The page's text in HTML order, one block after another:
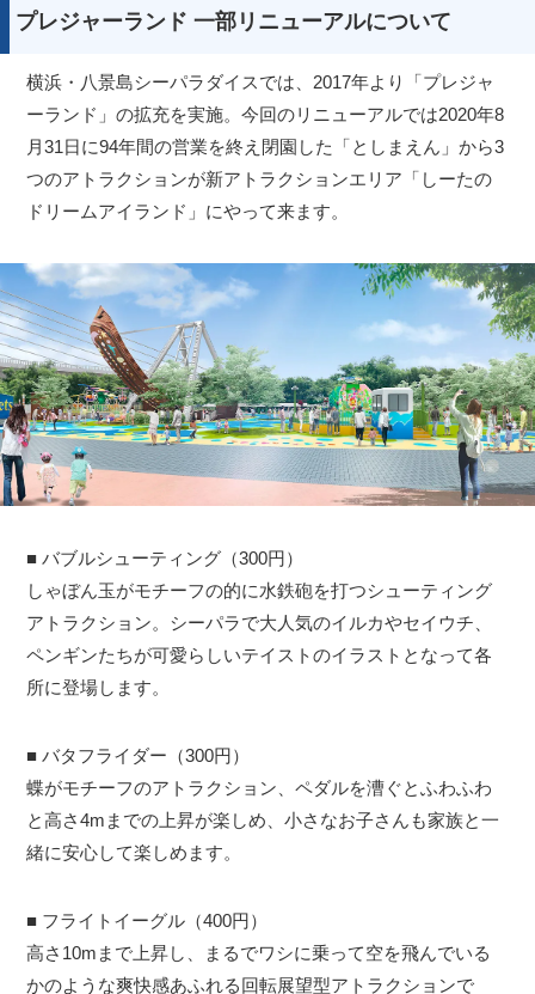
プレジャーランド 一部リニューアルについて
横浜・八景島シーパラダイスでは、2017年より「プレジャ
ーランド」の拡充を実施。今回のリニューアルでは2020年8
月31日に94年間の営業を終え閉園した「としまえん」から3
つのアトラクションが新アトラクションエリア「しーたの
ドリームアイランド」にやって来ます。
■ バブルシューティング（300円）
しゃぼん玉がモチーフの的に水鉄砲を打つシューティング
アトラクション。シーパラで大人気のイルカやセイウチ、
ペンギンたちが可愛らしいテイストのイラストとなって各
所に登場します。
■ バタフライダー（300円）
蝶がモチーフのアトラクション、ペダルを漕ぐとふわふわ
と高さ4mまでの上昇が楽しめ、小さなお子さんも家族と一
緒に安心して楽しめます。
■ フライトイーグル（400円）
高さ10mまで上昇し、まるでワシに乗って空を飛んでいる
かのような爽快感あふれる回転展望型アトラクションで